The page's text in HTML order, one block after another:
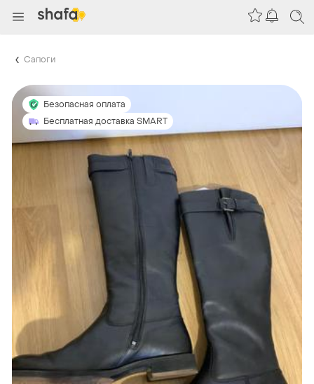
Сапоги
Безопасная оплата
Бесплатная доставка SMART